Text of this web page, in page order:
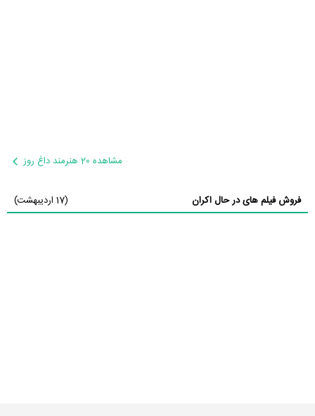
مشاهده 20 هنرمند داغ روز
فروش فیلم های در حال اکران (17 اردیبهشت)